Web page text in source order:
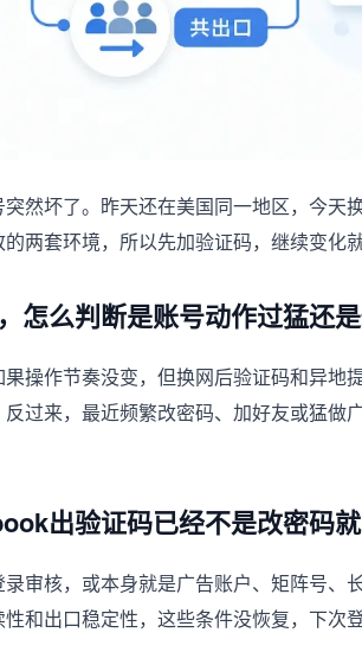
然坏了。昨天还在美国同一地区，今天
两套环境，所以先加验证码，继续变化
怎么判断是账号动作过猛还
操作节奏没变，但换网后验证码和异地
过来，最近频繁改密码、加好友或猛做
出验证码已经不是改密码
审核，或本身就是广告账户、矩阵号、
和出口稳定性，这些条件没恢复，下次